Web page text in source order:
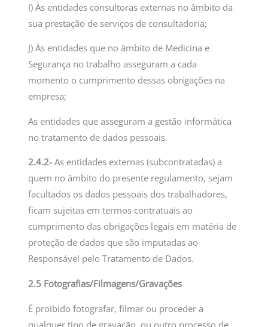
I) Às entidades consultoras externas no âmbito da
sua prestação de serviços de consultadoria;
J) Às entidades que no âmbito de Medicina e
Segurança no trabalho asseguram a cada
momento o cumprimento dessas obrigações na
empresa;
As entidades que asseguram a gestão informática
no tratamento de dados pessoais.
2.4.2-As entidades externas (subcontratadas) a
quem no âmbito do presente regulamento, sejam
facultados os dados pessoais dos trabalhadores,
ficam sujeitas em termos contratuais ao
cumprimento das obrigações legais em matéria de
proteção de dados que são imputadas ao
Responsável pelo Tratamento de Dados.
2.5 Fotografias/Filmagens/Gravações
É proibido fotografar, filmar ou proceder a
qualquer tipo de gravação, ou outro processo de